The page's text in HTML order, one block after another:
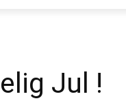
Jul !